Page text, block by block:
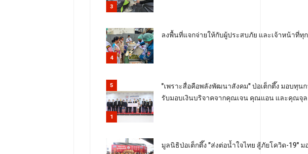
3
4
ลงพื้นที่แจกจ่ายให้กับผู้ประสบภัย และเจ้าหน้าที่
5 "เพราะสื่อคือพลังพัฒนาสังคม" ป่อเต็กตึ๊ง มอบทุน
1
รับมอบเงินบริจาคจากคุณเจน คุณแอน และคุณจุล
มูลนิธิป่อเต็กตึ๊ง "ส่งต่อน้ำใจไทย สู้ภัยโควิด-19"